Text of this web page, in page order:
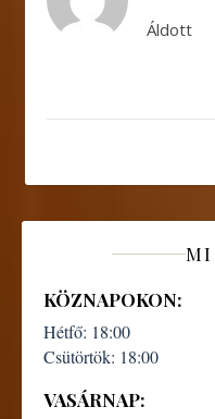
Áldott
KÖZNAPOKON:
Hétfő: 18:00
Csütörtök: 18:00
VASÁRNAP: